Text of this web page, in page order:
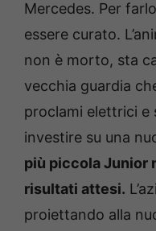
Mercedes. Per
essere curato.
non è morto, sta
vecchia guardia
proclami elettrici e
investire su una
più piccola Junior
risultati attesi.
proiettando alla